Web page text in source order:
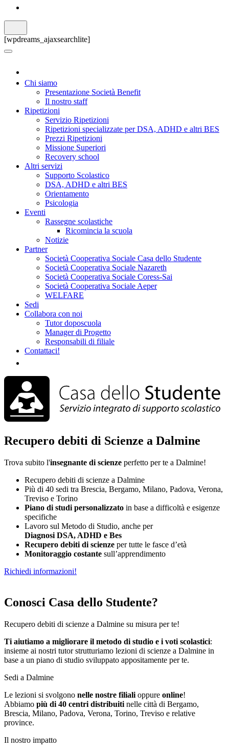
[wpdreams_ajaxsearchlite]
Chi siamo
Presentazione Società Benefit
Il nostro staff
Ripetizioni
Servizio Ripetizioni
Ripetizioni specializzate per DSA, ADHD e altri BES
Prezzi Ripetizioni
Missione Superiori
Recovery school
Altri servizi
Supporto Scolastico
DSA, ADHD e altri BES
Orientamento
Psicologia
Eventi
Rassegne scolastiche
Ricomincia la scuola
Notizie
Partner
Società Cooperativa Sociale Casa dello Studente
Società Cooperativa Sociale Nazareth
Società Cooperativa Sociale Coress-Sai
Società Cooperativa Sociale Aeper
WELFARE
Sedi
Collabora con noi
Tutor doposcuola
Manager di Progetto
Responsabili di filiale
Contattaci!
Recupero debiti di Scienze a Dalmine
Trova subito l'insegnante di scienze perfetto per te a Dalmine!
Recupero debiti di scienze a Dalmine
Più di 40 sedi tra Brescia, Bergamo, Milano, Padova, Verona,
Treviso e Torino
Piano di studi personalizzato in base a difficoltà e esigenze
specifiche
Lavoro sul Metodo di Studio, anche per
Diagnosi DSA, ADHD e Bes
Recupero debiti di scienze per tutte le fasce d’età
Monitoraggio costante sull’apprendimento
Richiedi informazioni!
Conosci Casa dello Studente?
Recupero debiti di scienze a Dalmine su misura per te!
Ti aiutiamo a migliorare il metodo di studio e i voti scolastici:
insieme ai nostri tutor strutturiamo lezioni di scienze a Dalmine in
base a un piano di studio sviluppato appositamente per te.
Sedi a Dalmine
Le lezioni si svolgono nelle nostre filiali oppure online!
Abbiamo più di 40 centri distribuiti nelle città di Bergamo,
Brescia, Milano, Padova, Verona, Torino, Treviso e relative
province.
Il nostro impatto